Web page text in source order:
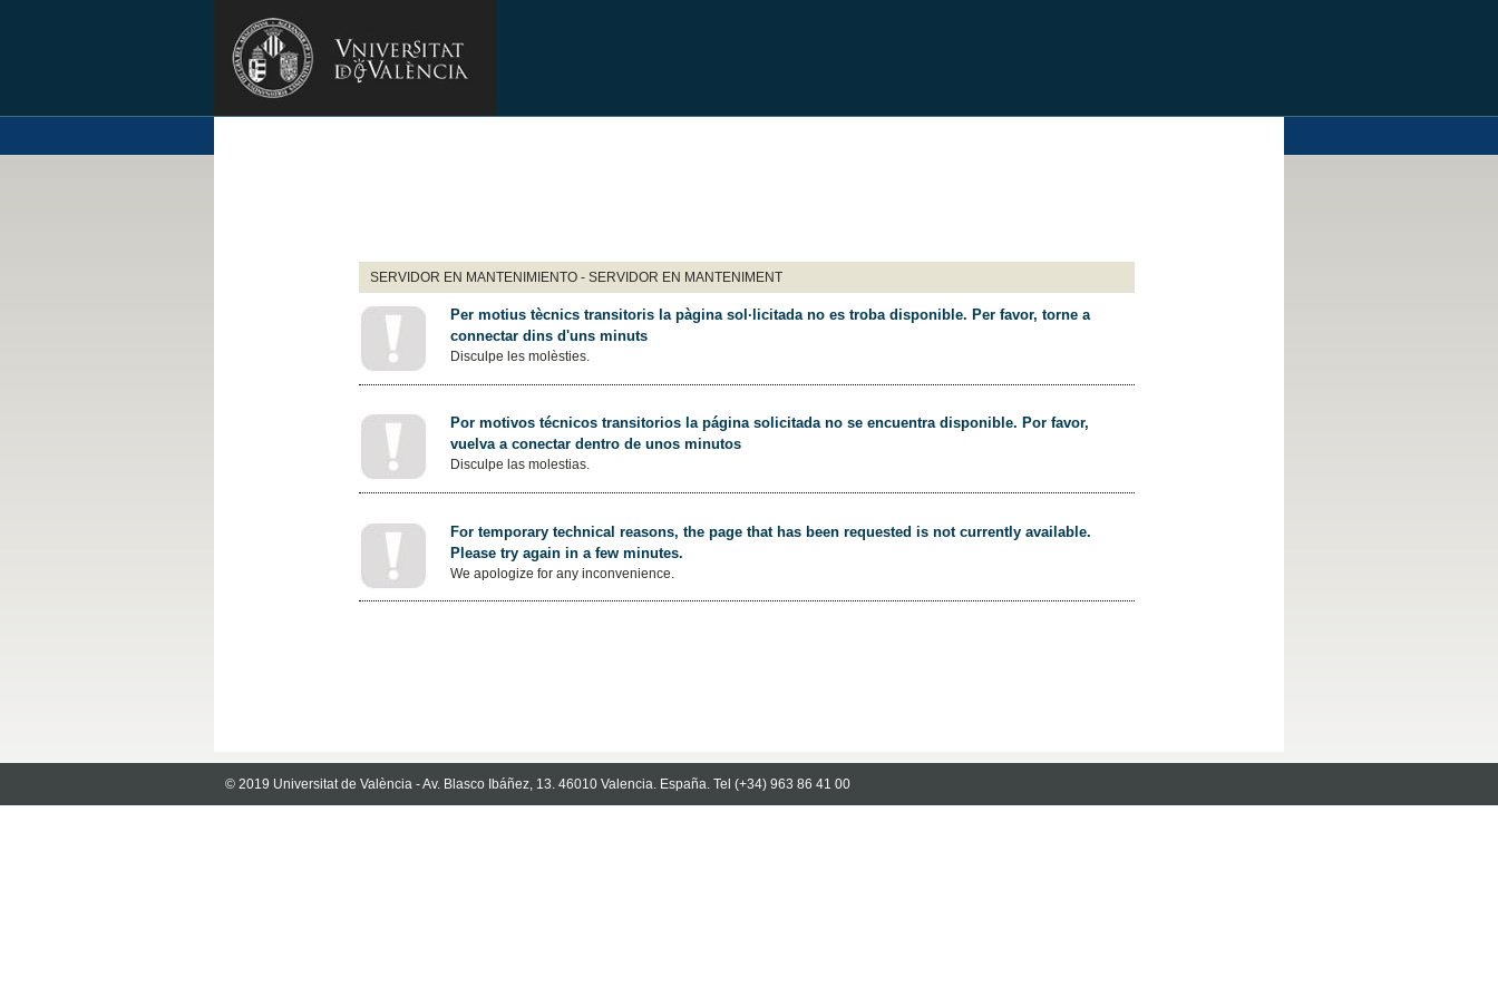
SERVIDOR EN MANTENIMIENTO - SERVIDOR EN MANTENIMENT
Per motius tècnics transitoris la pàgina sol·licitada no es troba disponible. Per favor, torne a
connectar dins d'uns minuts
Disculpe les molèsties.
Por motivos técnicos transitorios la página solicitada no se encuentra disponible. Por favor,
vuelva a conectar dentro de unos minutos
Disculpe las molestias.
For temporary technical reasons, the page that has been requested is not currently available.
Please try again in a few minutes.
We apologize for any inconvenience.
© 2019 Universitat de València - Av. Blasco Ibáñez, 13. 46010 Valencia. España. Tel (+34) 963 86 41 00